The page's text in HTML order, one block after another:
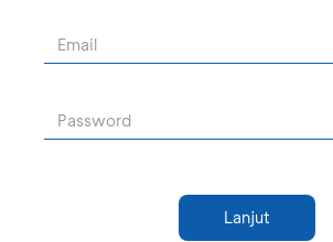
Lanjut